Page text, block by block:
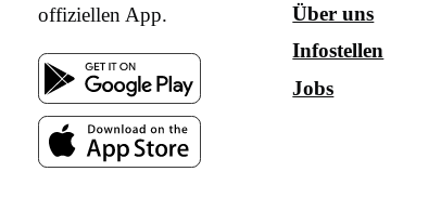
offiziellen App.
Über uns
Infostellen
Jobs